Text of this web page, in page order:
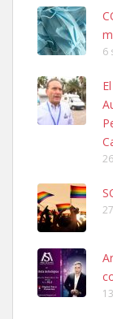
SHIBA
PERRO MACHO
06/07/2025
Leales.org »
Ninfa perdida
El día 5 se los
calle, se perdió
6